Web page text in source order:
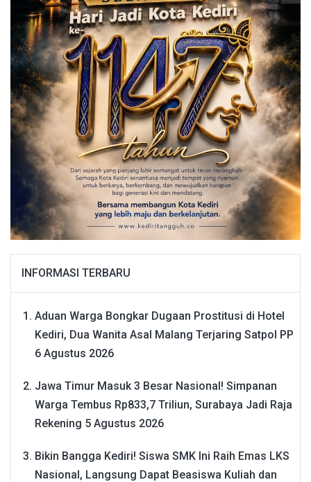
INFORMASI TERBARU
Aduan Warga Bongkar Dugaan Prostitusi di Hotel
Kediri, Dua Wanita Asal Malang Terjaring Satpol PP
6 Agustus 2026
Jawa Timur Masuk 3 Besar Nasional! Simpanan
Warga Tembus Rp833,7 Triliun, Surabaya Jadi Raja
Rekening 5 Agustus 2026
Bikin Bangga Kediri! Siswa SMK Ini Raih Emas LKS
Nasional, Langsung Dapat Beasiswa Kuliah dan